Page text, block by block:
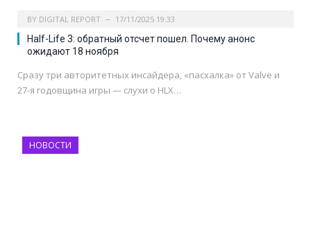
BY DIGITAL REPORT 17/11/2025 19:33
Half-Life 3: обратный отсчет пошел. Почему анонс
ожидают 18 ноября
Сразу три авторитетных инсайдера, «пасхалка» от Valve и
27-я годовщина игры — слухи о HLX…
НОВОСТИ